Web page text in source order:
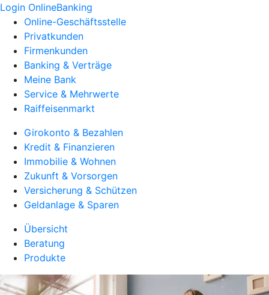
Login OnlineBanking
Online-Geschäftsstelle
Privatkunden
Firmenkunden
Banking & Verträge
Meine Bank
Service & Mehrwerte
Raiffeisenmarkt
Girokonto & Bezahlen
Kredit & Finanzieren
Immobilie & Wohnen
Zukunft & Vorsorgen
Versicherung & Schützen
Geldanlage & Sparen
Übersicht
Beratung
Produkte